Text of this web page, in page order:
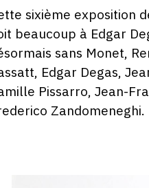
et
sixième exposition
beaucoup à Edgar
sans Monet,
Edgar Degas,
Pissarro, Jean-
Zandomeneghi.